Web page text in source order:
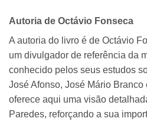
Autoria de Octávio Fonseca
A autoria do livro é de Octávio
um divulgador de referência da
conhecido pelos seus estudos
José Afonso, José Mário
oferece aqui uma visão
Paredes, reforçando a sua